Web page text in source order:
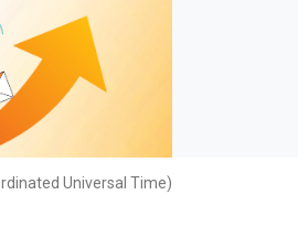
Universal Time)